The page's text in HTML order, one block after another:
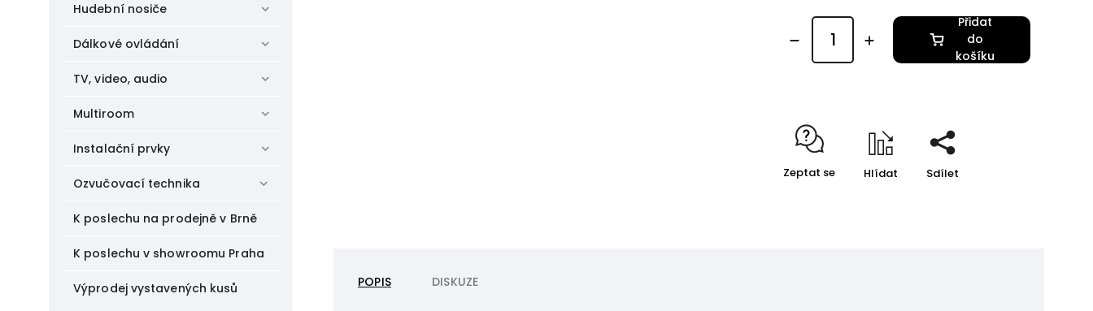
Hudební nosiče
Dálkové ovládání
TV, video, audio
Multiroom
Instalační prvky
Ozvučovací technika
K poslechu na prodejně v Brně
K poslechu v showroomu Praha
Výprodej vystavených kusů
Přidat
do
košíku
Zeptat se Hlídat Sdílet
POPIS DISKUZE